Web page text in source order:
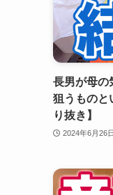
長男が母の
狙うものと
り抜き】
2024年6月26日